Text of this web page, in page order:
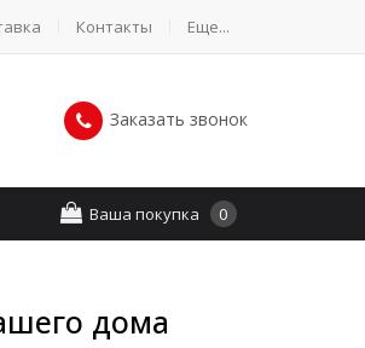
Контакты Еще...
Заказать звонок
Ваша покупка 0
дома